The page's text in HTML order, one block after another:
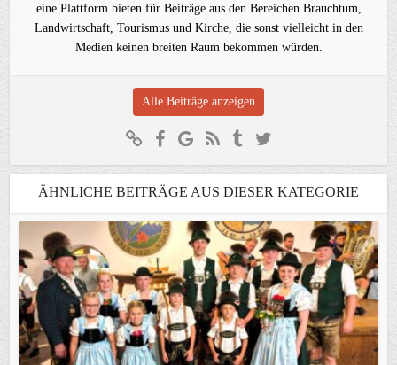
eine Plattform bieten für Beiträge aus den Bereichen Brauchtum,
Landwirtschaft, Tourismus und Kirche, die sonst vielleicht in den
Medien keinen breiten Raum bekommen würden.
Alle Beiträge anzeigen
ÄHNLICHE BEITRÄGE AUS DIESER KATEGORIE